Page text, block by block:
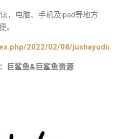
，电脑、手机及ipad等地方
。
2022/02/08/
巨鲨鱼&巨鲨鱼资源